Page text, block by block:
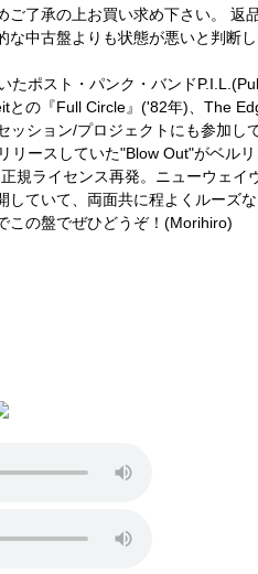
ご了承の上お買い求め下さい。 返
な中古盤よりも状態が悪いと判断
たポスト・パンク・バンド
との『Full Circle』('82年)、The
ッション/プロジェクトにも参加し
リースしていた"Blow Out"がベル
規ライセンス再発。ニューウェイ
していて、両面共に程よくルーズ
この盤でぜひどうぞ！(Morihiro)